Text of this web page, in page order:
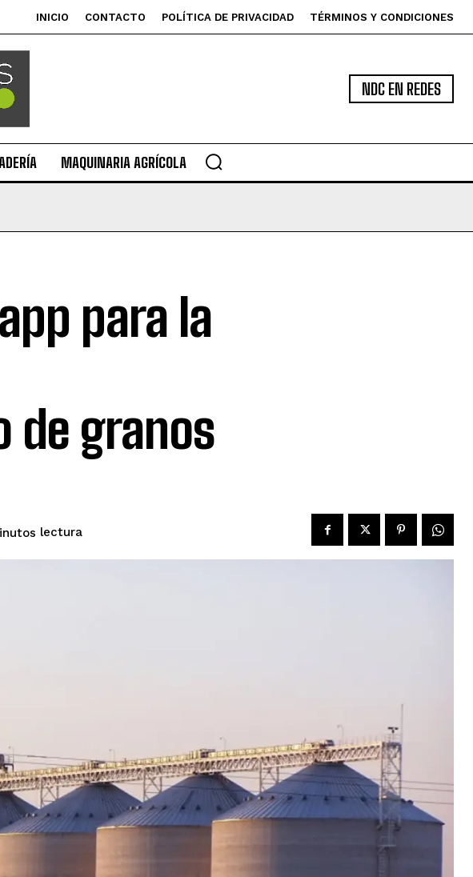
INICIO CONTACTO POLÍTICA DE PRIVACIDAD TÉRMINOS Y CONDICIONES
NDC EN REDES
MAQUINARIA AGRÍCOLA
para la
de granos
lectura